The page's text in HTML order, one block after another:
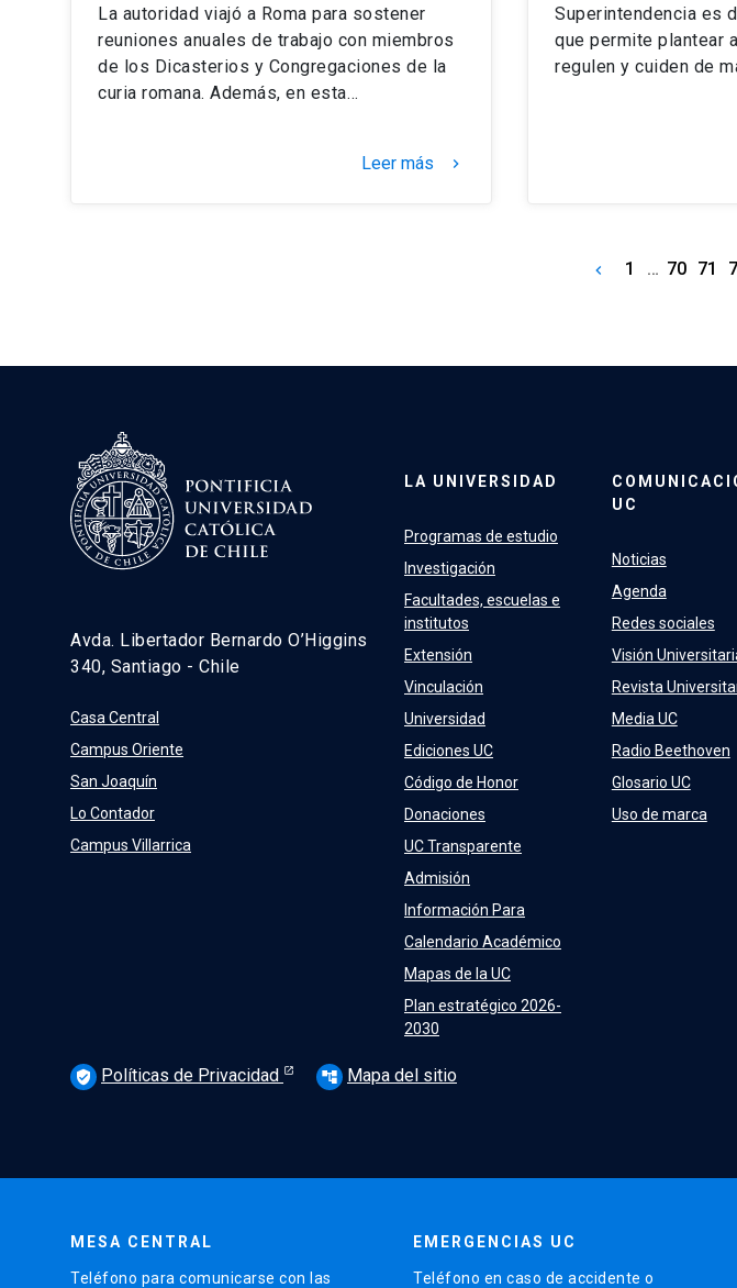
La autoridad viajó a Roma para sostener
reuniones anuales de trabajo con miembros
de los Dicasterios y Congregaciones de la
curia romana. Además, en esta…
Leer más keyboard_arrow_right
Superintendencia es
que permite plantear
regulen y cuiden de
keyboard_arrow_left 1 … 70 71
Avda. Libertador Bernardo O’Higgins
340, Santiago - Chile
Casa Central
Campus Oriente
San Joaquín
Lo Contador
Campus Villarrica
LA UNIVERSIDAD
Programas de estudio
Investigación
Facultades, escuelas e
institutos
Extensión
Vinculación
Universidad
Ediciones UC
Código de Honor
Donaciones
UC Transparente
Admisión
Información Para
Calendario Académico
Mapas de la UC
Plan estratégico 2026-
2030
UC
Noticias
Agenda
Redes sociales
Visión
Revista
Media UC
Radio Beethoven
Glosario UC
Uso de marca
verified_user Políticas de Privacidad account_tree Mapa del sitio
MESA CENTRAL
Teléfono para comunicarse con las
EMERGENCIAS UC
Teléfono en caso de accidente o